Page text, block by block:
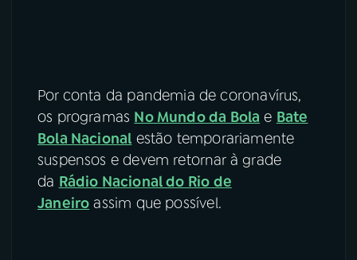
Por conta da pandemia de coronavírus,
os programas No Mundo da Bola e Bate
Bola Nacional estão temporariamente
suspensos e devem retornar à grade
da Rádio Nacional do Rio de
Janeiro assim que possível.